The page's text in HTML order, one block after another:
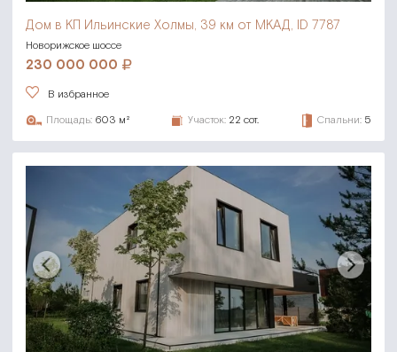
Дом в КП Ильинские Холмы, 39 км от МКАД, ID 7787
Новорижское шоссе
230 000 000
В избранное
Площадь: 603 м² Участок: 22 сот. Спальни: 5